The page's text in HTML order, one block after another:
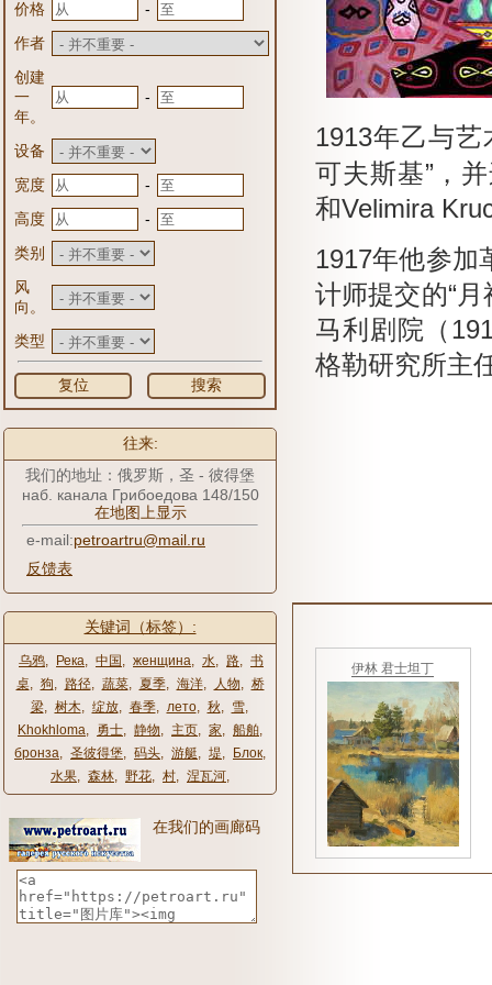
价格
-
作者
创建
一
年。
-
设备
宽度
-
高度
-
类别
风
向。
类型
复位 搜索
往来:
我们的地址：俄罗斯，圣 - 彼得堡
наб. канала Грибоедова 148/150
在地图上显示
e-mail:petroartru@mail.ru
反馈表
关键词（标签）:
乌鸦, Река, 中国 , женщина, 水, 路, 书
桌, 狗, 路径, 蔬菜, 夏季, 海洋, 人物, 桥
梁, 树木, 绽放, 春季, лето, 秋, 雪,
Khokhloma, 勇士, 静物, 主页, 家, 船舶,
бронза, 圣彼得堡, 码头, 游艇, 堤, Блок,
水果, 森林, 野花, 村, 涅瓦河,
在我们的画廊码
1913年乙与艺
可夫斯基”，
和Velimira
1917年他参加
计师提交的“月
马利剧院（
格勒研究所主
伊林 君士坦丁